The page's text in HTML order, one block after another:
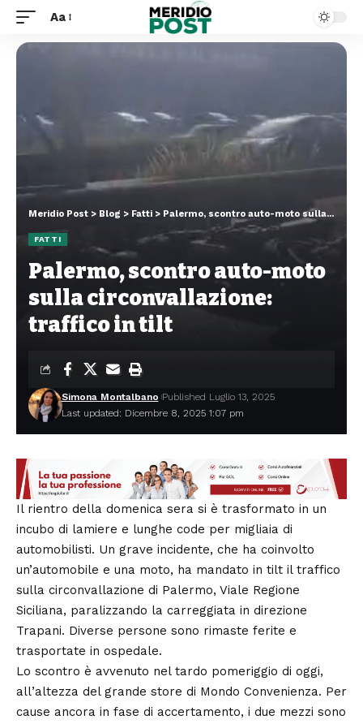
Aa
Meridio Post > Blog > Fatti > Palermo, scontro auto-moto sulla circonvallazione: traffico in tilt
FATTI
Palermo, scontro auto-moto
sulla circonvallazione:
traffico in tilt
Last updated: Dicembre 8, 2025 1:07 pm
Simona Montalbano Published Luglio 13, 2025
Il rientro della domenica sera si è trasformato in un
incubo di lamiere e lunghe code per migliaia di
automobilisti. Un grave incidente, che ha coinvolto
un’automobile e una moto, ha mandato in tilt il traffico
sulla circonvallazione di Palermo, Viale Regione
Siciliana, paralizzando la carreggiata in direzione
Trapani. Diverse persone sono rimaste ferite e
trasportate in ospedale.
Lo scontro è avvenuto nel tardo pomeriggio di oggi,
all’altezza del grande store di Mondo Convenienza. Per
cause ancora in fase di accertamento, i due mezzi sono